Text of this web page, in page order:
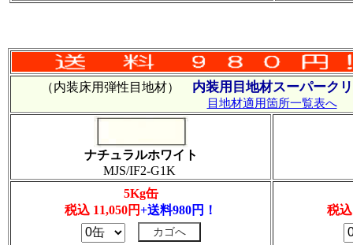
（内装床用弾性目地材） 内装用目地材スーパーク
目地材適用箇所一覧表へ
ナチュラルホワイト
MJS/IF2-G1K
5Kg缶
税込 11,050円+送料980円！ 税